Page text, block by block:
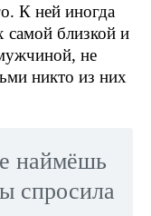
К ней иногда
самой близкой и
не
никто из них
наймёшь
спросила